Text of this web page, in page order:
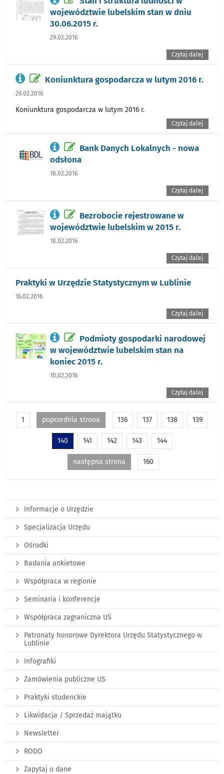
województwie lubelskim stan w dniu
30.06.2015 r.
29.02.2016
Czytaj dalej
Koniunktura gospodarcza w lutym 2016 r.
29.02.2016
Koniunktura gospodarcza w lutym 2016 r.
Czytaj dalej
Bank Danych Lokalnych - nowa
odsłona
18.02.2016
Czytaj dalej
Bezrobocie rejestrowane w
województwie lubelskim w 2015 r.
18.02.2016
Czytaj dalej
Praktyki w Urzędzie Statystycznym w Lublinie
16.02.2016
Czytaj dalej
Podmioty gospodarki narodowej
w województwie lubelskim stan na
koniec 2015 r.
10.02.2016
Czytaj dalej
1 poprzednia strona 136 137 138 139
140 141 142 143 144
następna strona 160
Informacje o Urzędzie
Specjalizacja Urzędu
Ośrodki
Badania ankietowe
Współpraca w regionie
Seminaria i konferencje
Współpraca zagraniczna US
Patronaty honorowe Dyrektora Urzędu Statystycznego w
Lublinie
Infografiki
Zamówienia publiczne US
Praktyki studenckie
Likwidacja / Sprzedaż majątku
Newsletter
RODO
Zapytaj o dane